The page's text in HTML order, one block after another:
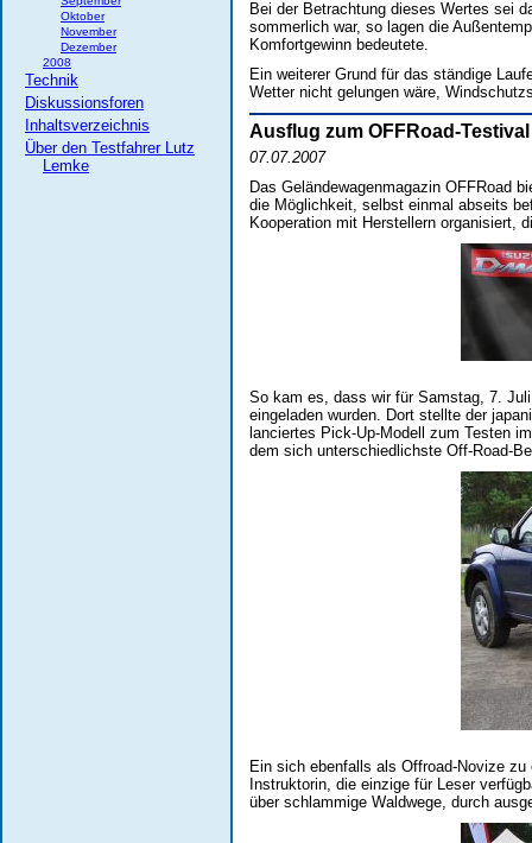
Oktober
November
Dezember
2008
Technik
Diskussionsforen
Inhaltsverzeichnis
Über den Testfahrer Lutz
Lemke
Bei der Betrachtung dieses Wertes sei
sommerlich war, so lagen die
Komfortgewinn bedeutete.
Ein weiterer Grund für das ständige
Wetter nicht gelungen wäre,
Ausflug zum OFFRoad-Testival
07.07.2007
Das Geländewagenmagazin OFFRoad
die Möglichkeit, selbst einmal abseits
Kooperation mit Herstellern organisiert,
So kam es, dass wir für Samstag, 7.
eingeladen wurden. Dort stellte der
lanciertes Pick-Up-Modell zum Testen
dem sich unterschiedlichste Off-Road-
Ein sich ebenfalls als Offroad-Novize
Instruktorin, die einzige für Leser
über schlammige Waldwege, durch